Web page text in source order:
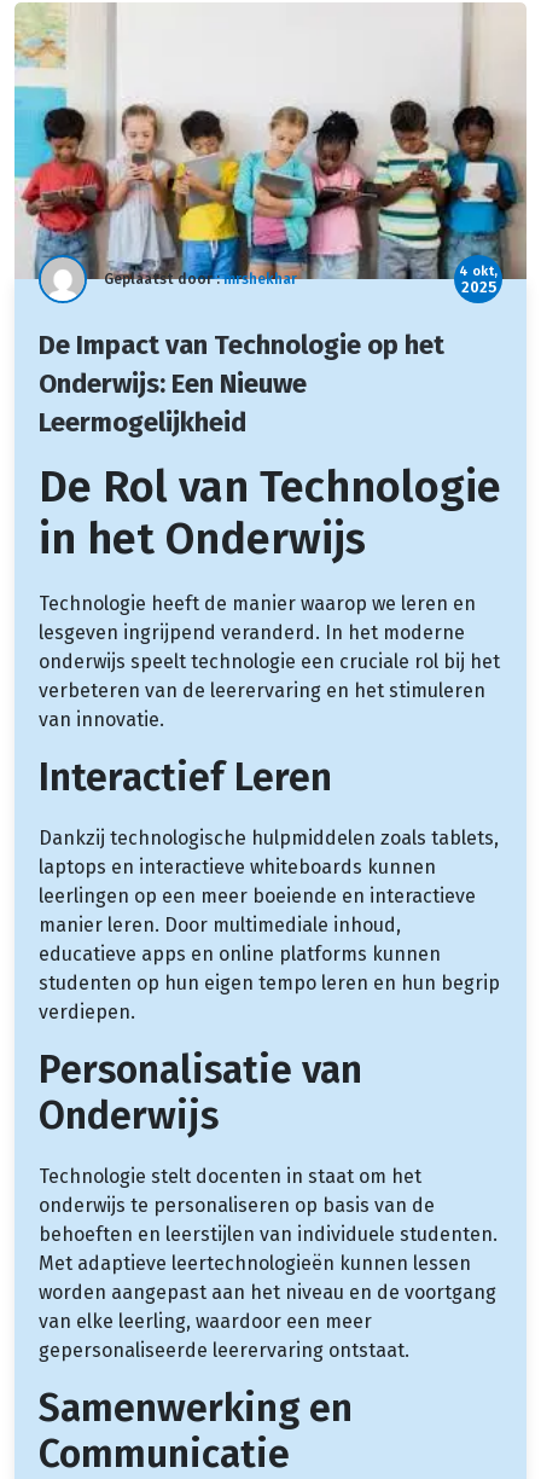
Geplaatst door :mrshekhar 4 okt,
2025
De Impact van Technologie op het
Onderwijs: Een Nieuwe
Leermogelijkheid
De Rol van Technologie
in het Onderwijs
Technologie heeft de manier waarop we leren en
lesgeven ingrijpend veranderd. In het moderne
onderwijs speelt technologie een cruciale rol bij het
verbeteren van de leerervaring en het stimuleren
van innovatie.
Interactief Leren
Dankzij technologische hulpmiddelen zoals tablets,
laptops en interactieve whiteboards kunnen
leerlingen op een meer boeiende en interactieve
manier leren. Door multimediale inhoud,
educatieve apps en online platforms kunnen
studenten op hun eigen tempo leren en hun begrip
verdiepen.
Personalisatie van
Onderwijs
Technologie stelt docenten in staat om het
onderwijs te personaliseren op basis van de
behoeften en leerstijlen van individuele studenten.
Met adaptieve leertechnologieën kunnen lessen
worden aangepast aan het niveau en de voortgang
van elke leerling, waardoor een meer
gepersonaliseerde leerervaring ontstaat.
Samenwerking en
Communicatie